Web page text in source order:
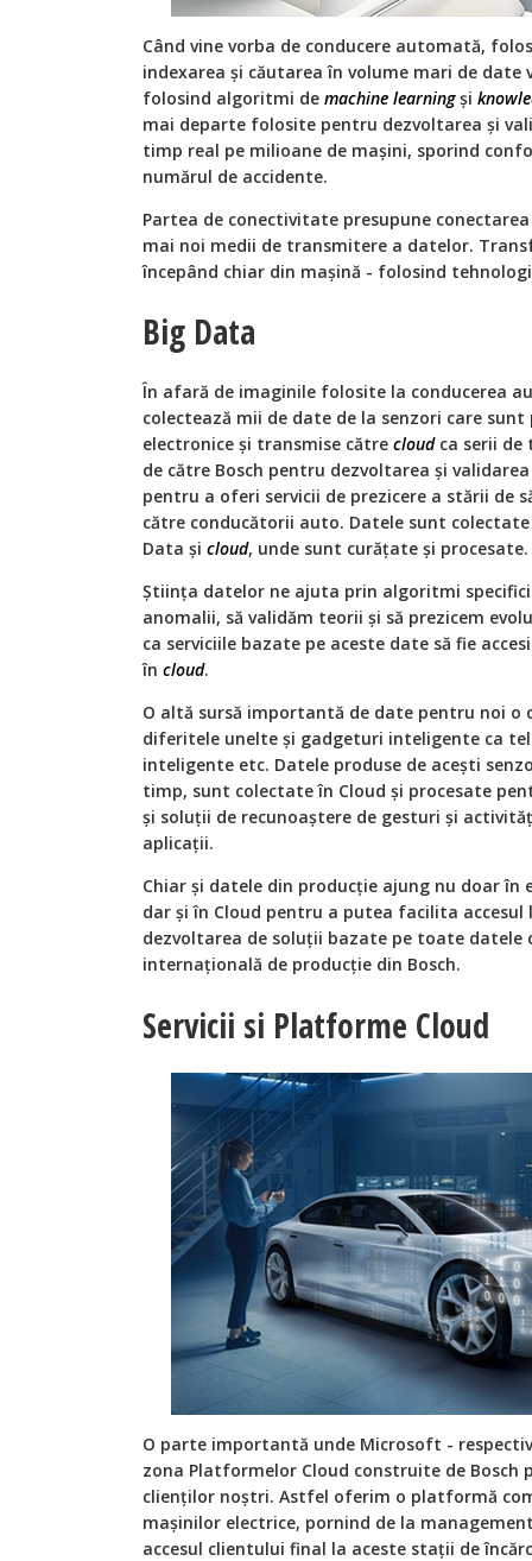
Când vine vorba de conducere automată,
indexarea și căutarea în volume mari de date
folosind algoritmi de machine learningși
mai departe folosite pentru dezvoltarea și
timp real pe milioane de mașini, sporind
numărul de accidente.
Partea de conectivitate presupune
mai noi medii de transmitere a datelor.
începând chiar din mașină - folosind
Big Data
În afară de imaginile folosite la conducerea
colectează mii de date de la senzori care
electronice și transmise către cloudca serii de
de către Bosch pentru dezvoltarea și validarea
pentru a oferi servicii de prezicere a stării de
către conducătorii auto. Datele sunt
Data și cloud, unde sunt curățate și procesate.
Știința datelor ne ajuta prin algoritmi
anomalii, să validăm teorii și să prezicem
ca serviciile bazate pe aceste date să fie
în cloud.
O altă sursă importantă de date pentru noi o
diferitele unelte și gadgeturi inteligente ca
inteligente etc. Datele produse de acești
timp, sunt colectate în Cloud și procesate
și soluții de recunoaștere de gesturi și
aplicații.
Chiar și datele din producție ajung nu doar în
dar și în Cloud pentru a putea facilita
dezvoltarea de soluții bazate pe toate datele
internațională de producție din Bosch.
Servicii si Platforme Cloud
O parte importantă unde Microsoft -
zona Platformelor Cloud construite de
clienților noștri. Astfel oferim o platformă
mașinilor electrice, pornind de la
accesul clientului final la aceste stații de